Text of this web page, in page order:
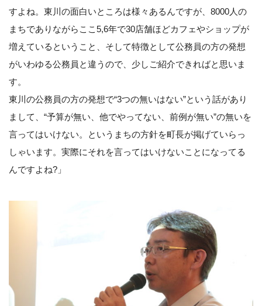
すよね。東川の面白いところは様々あるんですが、8000人の
まちでありながらここ5,6年で30店舗ほどカフェやショップが
増えているということ、そして特徴として公務員の方の発想
がいわゆる公務員と違うので、少しご紹介できればと思いま
す。
東川の公務員の方の発想で“3つの無いはない”という話があり
まして、“予算が無い、他でやってない、前例が無い”の無いを
言ってはいけない。というまちの方針を町長が掲げていらっ
しゃいます。実際にそれを言ってはいけないことになってる
んですよね?」